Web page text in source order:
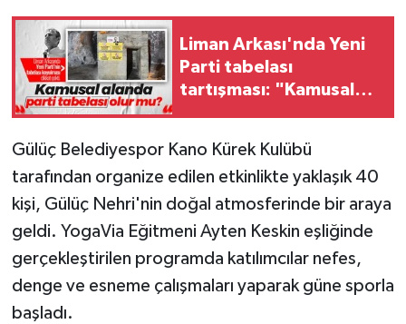
Liman Arkası'nda Yeni
Parti tabelası
tartışması: "Kamusal
Gülüç Belediyespor Kano Kürek Kulübü
tarafından organize edilen etkinlikte yaklaşık 40
kişi, Gülüç Nehri'nin doğal atmosferinde bir araya
geldi. YogaVia Eğitmeni Ayten Keskin eşliğinde
gerçekleştirilen programda katılımcılar nefes,
denge ve esneme çalışmaları yaparak güne sporla
başladı.